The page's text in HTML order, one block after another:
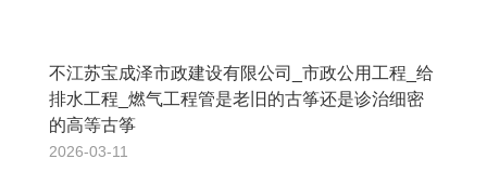
不江苏宝成泽市政建设有限公司_市政公用工程_给
排水工程_燃气工程管是老旧的古筝还是诊治细密
的高等古筝
2026-03-11